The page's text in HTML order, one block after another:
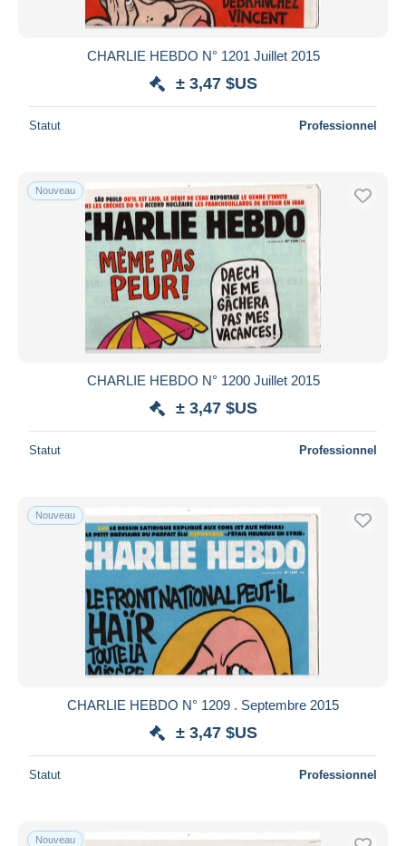
CHARLIE HEBDO N° 1201 Juillet 2015
± 3,47 $US
Statut Professionnel
Nouveau
CHARLIE HEBDO N° 1200 Juillet 2015
± 3,47 $US
Statut Professionnel
Nouveau
CHARLIE HEBDO N° 1209 . Septembre 2015
± 3,47 $US
Statut Professionnel
Nouveau